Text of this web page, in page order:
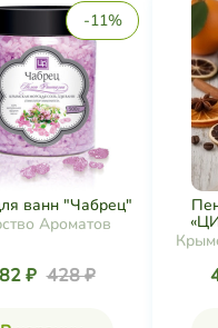
-11%
ванн "Чабрец"
Ароматов
₽ 428 ₽